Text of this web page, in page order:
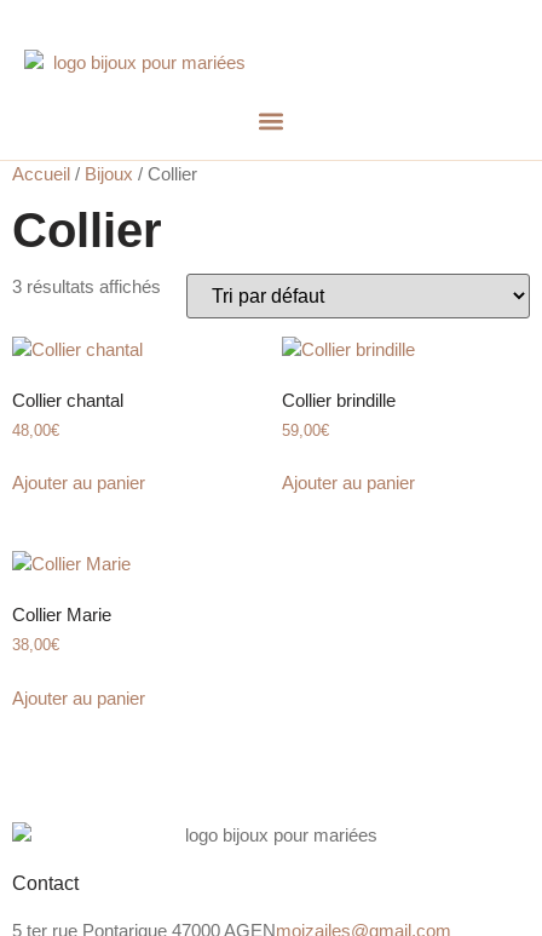
Accueil / Bijoux / Collier
Collier
3 résultats affichés
Collier chantal
48,00€
Ajouter au panier
Collier brindille
59,00€
Ajouter au panier
Collier Marie
38,00€
Ajouter au panier
Contact
5 ter rue Pontarique 47000 AGENmoizailes@gmail.com